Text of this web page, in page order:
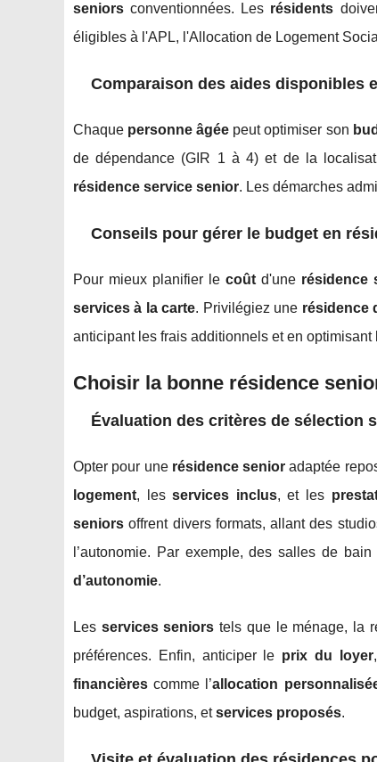
seniors conventionnées. Les résidents
éligibles à l'APL, l'Allocation de Logement
Comparaison des aides disponibles
Chaque personne âgée peut optimiser son
de dépendance (GIR 1 à 4) et de la
résidence service senior. Les démarches
Conseils pour gérer le budget en
Pour mieux planifier le coûtd'une résidence
services à la carte. Privilégiez une résidence
anticipant les frais additionnels et en optimisant
Choisir la bonne résidence
Évaluation des critères de sélection
Opter pour une résidence senior adaptée
logement, lesservices inclus, et les
seniors offrent divers formats, allant des
l’autonomie. Par exemple, des salles de
d’autonomie.
Les services seniors tels que le ménage, la
préférences. Enfin, anticiper le prix du loyer
financières comme l’allocation
budget, aspirations, etservices proposés.